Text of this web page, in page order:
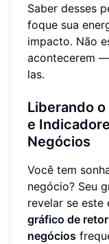
Saber desses
foque sua
impacto. Não
acontecerem
las.
Liberando
e
Negócios
Você tem
negócio? Seu
revelar se este
gráfico de
negócios